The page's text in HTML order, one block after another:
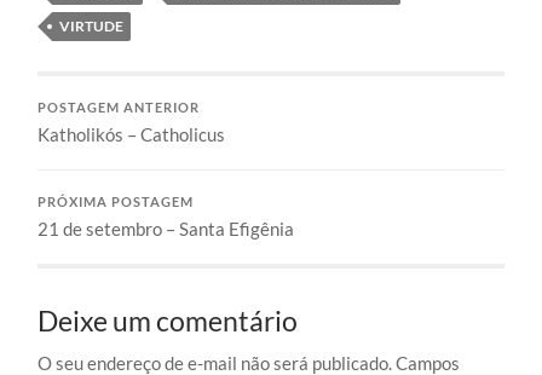
VIRTUDE
POSTAGEM ANTERIOR
Katholikós – Catholicus
PRÓXIMA POSTAGEM
21 de setembro – Santa Efigênia
Deixe um comentário
O seu endereço de e-mail não será publicado.Campos